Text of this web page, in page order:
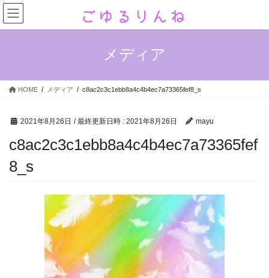
コ
ン
テ
ス
ナ
ビ
ゲ
ン
メディア
HOME メディア c8ac2c3c1ebb8a4c4b4ec7a73365fef8_s
2021年8月26日 / 最終更新日時 : 2021年8月26日 mayu
c8ac2c3c1ebb8a4c4b4ec7a73365fef
8_s